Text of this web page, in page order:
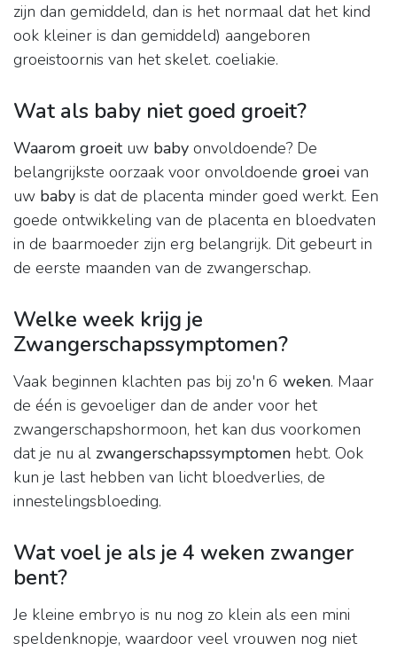
zijn dan gemiddeld, dan is het normaal dat het kind
ook kleiner is dan gemiddeld) aangeboren
groeistoornis van het skelet. coeliakie.
Wat als baby niet goed groeit?
Waarom groeituw baby onvoldoende? De
belangrijkste oorzaak voor onvoldoende groei van
uw baby is dat de placenta minder goed werkt. Een
goede ontwikkeling van de placenta en bloedvaten
in de baarmoeder zijn erg belangrijk. Dit gebeurt in
de eerste maanden van de zwangerschap.
Welke week krijg je
Zwangerschapssymptomen?
Vaak beginnen klachten pas bij zo'n 6 weken. Maar
de één is gevoeliger dan de ander voor het
zwangerschapshormoon, het kan dus voorkomen
dat je nu al zwangerschapssymptomen hebt. Ook
kun je last hebben van licht bloedverlies, de
innestelingsbloeding.
Wat voel je als je 4 weken zwanger
bent?
Je kleine embryo is nu nog zo klein als een mini
speldenknopje, waardoor veel vrouwen nog niet